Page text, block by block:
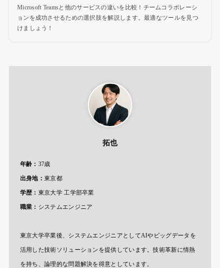
Microsoft Teamsと他のサービスの違いを比較！チームコラボレーシ
ョンを成功させるための選択肢を解説します。最適なツールを見つ
けましょう！
拓也
年齢： 37歳
出身地：東京都
学歴： 東京大学 工学部卒業
職業： システムエンジニア
東京大学卒業後、システムエンジニアとしてAIやビッグデータを
活用した技術ソリューションを提供しています。技術革新に情熱
を持ち、論理的な問題解決を得意としています。